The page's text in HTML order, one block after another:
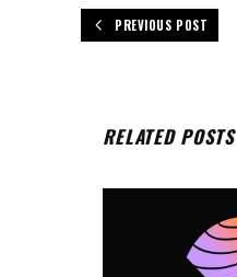
PREVIOUS POST
RELATED POSTS